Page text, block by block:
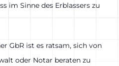
im Sinne des Erblassers zu
GbR ist es ratsam, sich von
oder Notar beraten zu